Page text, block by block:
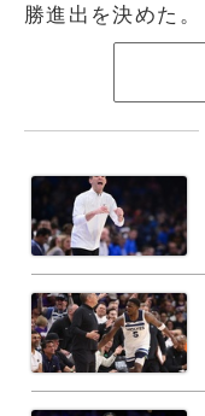
勝進出を決めた。